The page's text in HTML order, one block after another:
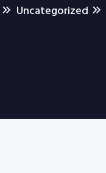
Uncategorized